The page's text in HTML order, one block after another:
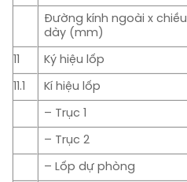
Đường kính ngoài x chiều
dày (mm)
Ký hiệu lốp
11.1 Kí hiệu lốp
– Trục 1
– Trục 2
– Lốp dự phòng